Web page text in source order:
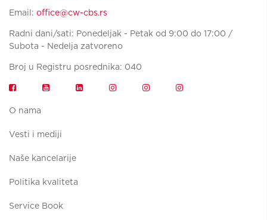
Email: office@cw-cbs.rs
Radni dani/sati: Ponedeljak - Petak od 9:00 do 17:00 /
Subota - Nedelja zatvoreno
Broj u Registru posrednika: 040
O nama
Vesti i mediji
Naše kancelarije
Politika kvaliteta
Service Book